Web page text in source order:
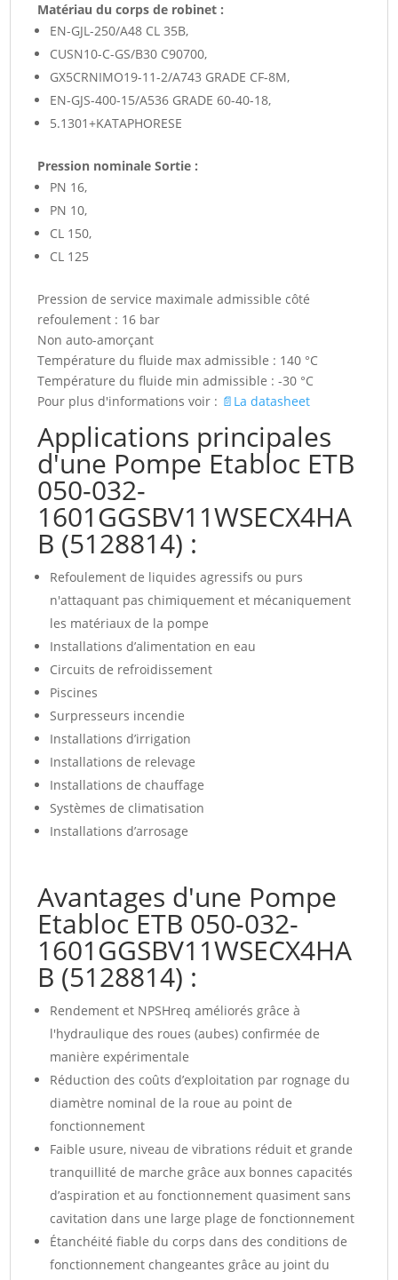
Matériau du corps de robinet :
EN-GJL-250/A48 CL 35B,
CUSN10-C-GS/B30 C90700,
GX5CRNIMO19-11-2/A743 GRADE CF-8M,
EN-GJS-400-15/A536 GRADE 60-40-18,
5.1301+KATAPHORESE
Pression nominale Sortie :
PN 16,
PN 10,
CL 150,
CL 125
Pression de service maximale admissible côté
refoulement : 16 bar
Non auto-amorçant
Température du fluide max admissible : 140 °C
Température du fluide min admissible : -30 °C
Pour plus d'informations voir : 📄La datasheet
Applications principales
d'une Pompe Etabloc ETB
050-032-
1601GGSBV11WSECX4HA
B (5128814) :
Refoulement de liquides agressifs ou purs
n'attaquant pas chimiquement et mécaniquement
les matériaux de la pompe
Installations d’alimentation en eau
Circuits de refroidissement
Piscines
Surpresseurs incendie
Installations d’irrigation
Installations de relevage
Installations de chauffage
Systèmes de climatisation
Installations d’arrosage
Avantages d'une Pompe
Etabloc ETB 050-032-
1601GGSBV11WSECX4HA
B (5128814) :
Rendement et NPSHreq améliorés grâce à
l'hydraulique des roues (aubes) confirmée de
manière expérimentale
Réduction des coûts d’exploitation par rognage du
diamètre nominal de la roue au point de
fonctionnement
Faible usure, niveau de vibrations réduit et grande
tranquillité de marche grâce aux bonnes capacités
d’aspiration et au fonctionnement quasiment sans
cavitation dans une large plage de fonctionnement
Étanchéité fiable du corps dans des conditions de
fonctionnement changeantes grâce au joint du